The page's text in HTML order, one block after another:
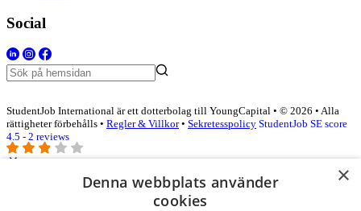
Social
StudentJob International är ett dotterbolag till YoungCapital • © 2026 • Alla
rättigheter förbehålls • Regler & Villkor• Sekretesspolicy StudentJob SE score
4.5 - 2 reviews
×
Denna webbplats använder
cookies